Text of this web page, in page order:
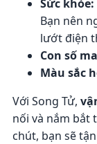
Sức khỏe:
Bạn nên
lướt điện
Con số
Màu sắc
Với Song Tử,
nối và nắm bắt
chút, bạn sẽ